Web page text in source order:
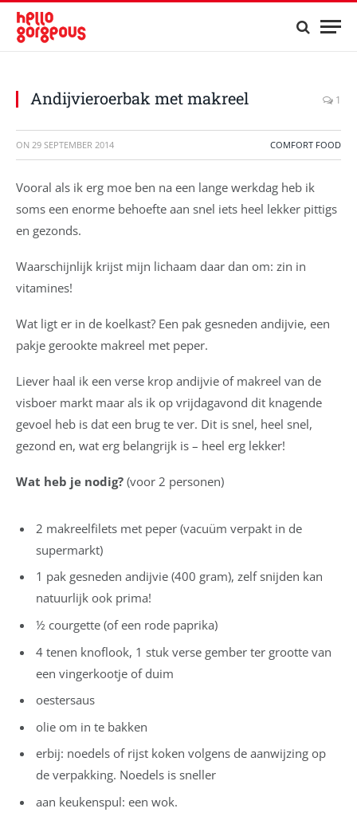
Andijvieroerbak met makreel 1
ON 29 SEPTEMBER 2014 COMFORT FOOD
Vooral als ik erg moe ben na een lange werkdag heb ik
soms een enorme behoefte aan snel iets heel lekker pittigs
en gezonds.
Waarschijnlijk krijst mijn lichaam daar dan om: zin in
vitamines!
Wat ligt er in de koelkast? Een pak gesneden andijvie, een
pakje gerookte makreel met peper.
Liever haal ik een verse krop andijvie of makreel van de
visboer markt maar als ik op vrijdagavond dit knagende
gevoel heb is dat een brug te ver. Dit is snel, heel snel,
gezond en, wat erg belangrijk is – heel erg lekker!
Wat heb je nodig? (voor 2 personen)
2 makreelfilets met peper (vacuüm verpakt in de
supermarkt)
1 pak gesneden andijvie (400 gram), zelf snijden kan
natuurlijk ook prima!
½ courgette (of een rode paprika)
4 tenen knoflook, 1 stuk verse gember ter grootte van
een vingerkootje of duim
oestersaus
olie om in te bakken
erbij: noedels of rijst koken volgens de aanwijzing op
de verpakking. Noedels is sneller
aan keukenspul: een wok.